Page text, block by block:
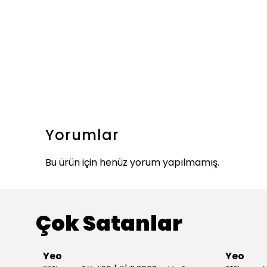
Yorumlar
Bu ürün için henüz yorum yapılmamış.
Çok Satanlar
Yeo Yeo